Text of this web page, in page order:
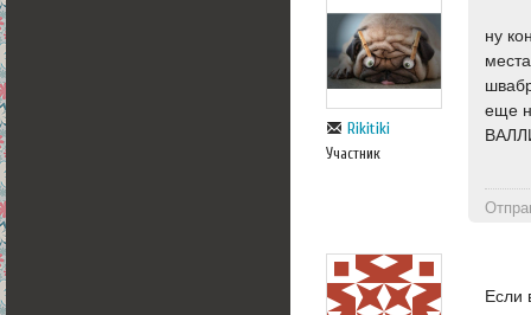
Rikitiki
Участник
ну
еще
Если